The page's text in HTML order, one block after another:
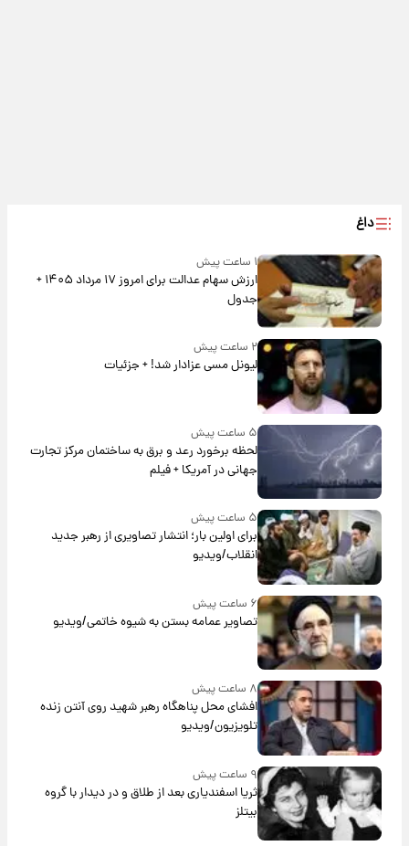
داغ
۱ ساعت پیش
ارزش سهام عدالت برای امروز ۱۷ مرداد ۱۴۰۵ +
جدول
۲ ساعت پیش
لیونل مسی عزادار شد! + جزئیات
۵ ساعت پیش
لحظه برخورد رعد و برق به ساختمان مرکز تجارت
جهانی در آمریکا + فیلم
۵ ساعت پیش
برای اولین بار؛ انتشار تصاویری از رهبر جدید
انقلاب/ویدیو
۶ ساعت پیش
تصاویر عمامه بستن به شیوه خاتمی/ویدیو
۸ ساعت پیش
افشای محل پناهگاه‌ رهبر شهید روی آنتن زنده
تلویزیون/ویدیو
۹ ساعت پیش
ثریا اسفندیاری بعد از طلاق و در دیدار با گروه
بیتلز